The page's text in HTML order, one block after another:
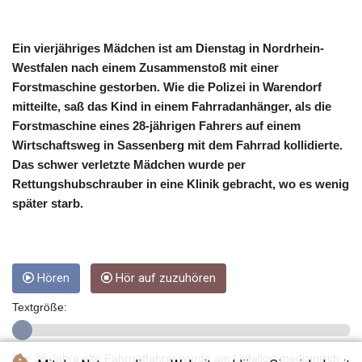
CVE 110.139177
CZK 24.180463
DJF 205.251075
DKK 7.475355
DOP 67.221459
DZD 153.497698
EGP 57.432011
ERN 17.315419
GEL 3.018718
GIP 0.857481
GMD 84.845162
GNF 10124.083393
Ein vierjähriges Mädchen ist am Dienstag in Nordrhein-
Westfalen nach einem Zusammenstoß mit einer
Forstmaschine gestorben. Wie die Polizei in Warendorf
mitteilte, saß das Kind in einem Fahrradanhänger, als die
Forstmaschine eines 28-jährigen Fahrers auf einem
Wirtschaftsweg in Sassenberg mit dem Fahrrad kollidierte.
Das schwer verletzte Mädchen wurde per
Rettungshubschrauber in eine Klinik gebracht, wo es wenig
später starb.
Hören Hör auf zuzuhören
Textgröße:
Der 38 Jahre alte Fahrradfahrer wurde am Unfallort medizinisch